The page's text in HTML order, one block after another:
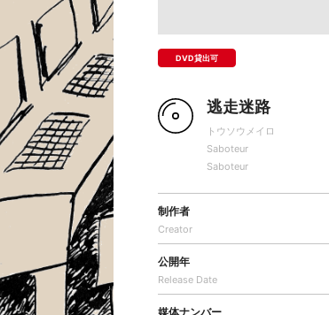
DVD貸出可
逃走迷路
トウソウメイロ
Saboteur
Saboteur
制作者
Creator
公開年
Release Date
媒体ナンバー